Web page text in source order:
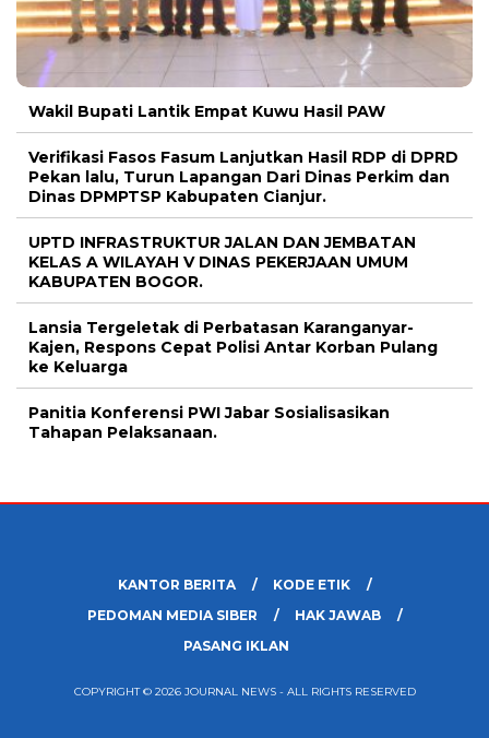
Wakil Bupati Lantik Empat Kuwu Hasil PAW
Verifikasi Fasos Fasum Lanjutkan Hasil RDP di DPRD
Pekan lalu, Turun Lapangan Dari Dinas Perkim dan
Dinas DPMPTSP Kabupaten Cianjur.
UPTD INFRASTRUKTUR JALAN DAN JEMBATAN
KELAS A WILAYAH V DINAS PEKERJAAN UMUM
KABUPATEN BOGOR.
Lansia Tergeletak di Perbatasan Karanganyar-
Kajen, Respons Cepat Polisi Antar Korban Pulang
ke Keluarga
Panitia Konferensi PWI Jabar Sosialisasikan
Tahapan Pelaksanaan.
KANTOR BERITA
KODE ETIK
PEDOMAN MEDIA SIBER
HAK JAWAB
PASANG IKLAN
COPYRIGHT © 2026 JOURNAL NEWS - ALL RIGHTS RESERVED